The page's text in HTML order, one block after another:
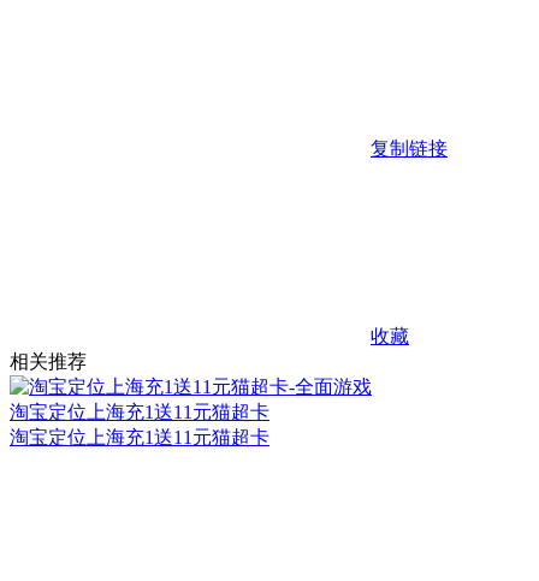
复制链接
收藏
相关推荐
淘宝定位上海充1送11元猫超卡
淘宝定位上海充1送11元猫超卡